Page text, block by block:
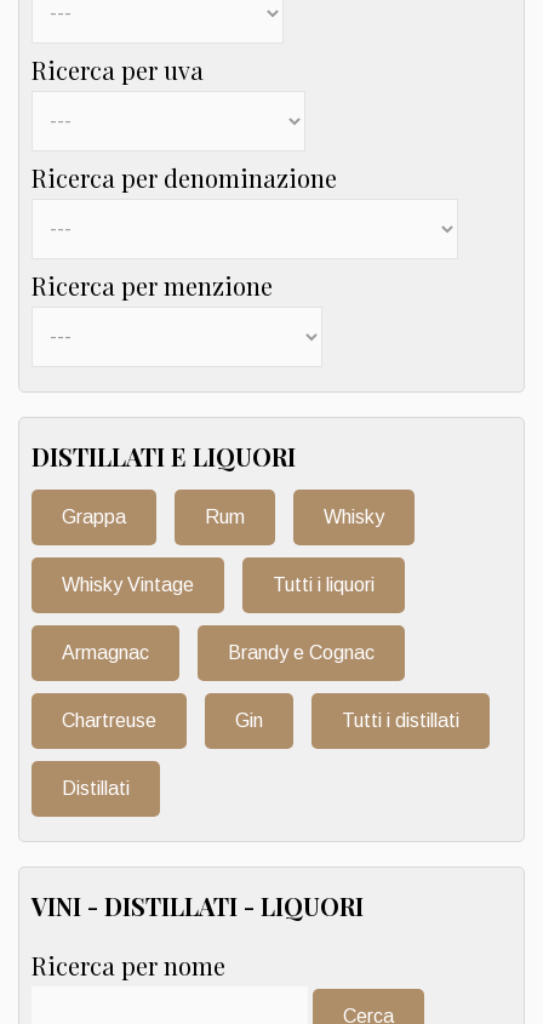
Ricerca per uva
Ricerca per denominazione
Ricerca per menzione
DISTILLATI E LIQUORI
Grappa Rum Whisky
Whisky Vintage Tutti i liquori
Armagnac Brandy e Cognac
Chartreuse Gin Tutti i distillati
Distillati
VINI - DISTILLATI - LIQUORI
Ricerca per nome